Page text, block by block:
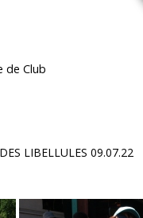
de Club
LIBELLULES 09.07.22